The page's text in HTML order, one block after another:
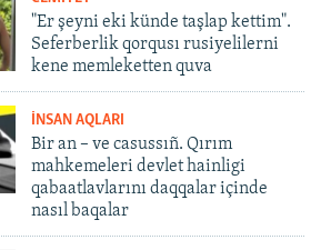
"Er şeyni eki künde taşlap kettim".
Seferberlik qorqusı rusiyelilerni
kene memleketten quva
İNSAN AQLARI
Bir an – ve casussıñ. Qırım
mahkemeleri devlet hainligi
qabaatlavlarını daqqalar içinde
nasıl baqalar